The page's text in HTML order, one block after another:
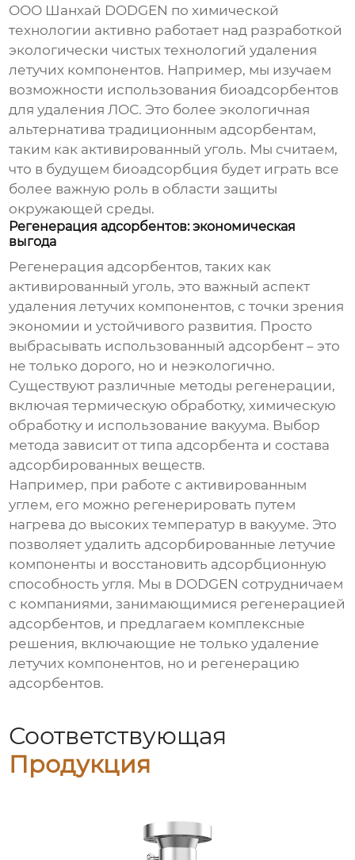
ООО Шанхай DODGEN по химической
технологии активно работает над разработкой
экологически чистых технологийудаления
летучих компонентов. Например, мы изучаем
возможности использования биоадсорбентов
для удаления ЛОС. Это более экологичная
альтернатива традиционным адсорбентам,
таким как активированный уголь. Мы считаем,
что в будущем биоадсорбция будет играть все
более важную роль в области защиты
окружающей среды.
Регенерация адсорбентов: экономическая
выгода
Регенерация адсорбентов, таких как
активированный уголь, это важный аспект
удаления летучих компонентов, с точки зрения
экономии и устойчивого развития. Просто
выбрасывать использованный адсорбент – это
не только дорого, но и неэкологично.
Существуют различные методы регенерации,
включая термическую обработку, химическую
обработку и использование вакуума. Выбор
метода зависит от типа адсорбента и состава
адсорбированных веществ.
Например, при работе с активированным
углем, его можно регенерировать путем
нагрева до высоких температур в вакууме. Это
позволяет удалить адсорбированные летучие
компоненты и восстановить адсорбционную
способность угля. Мы в DODGEN сотрудничаем
с компаниями, занимающимися регенерацией
адсорбентов, и предлагаем комплексные
решения, включающие не толькоудаление
летучих компонентов, но и регенерацию
адсорбентов.
Соответствующая
Продукция